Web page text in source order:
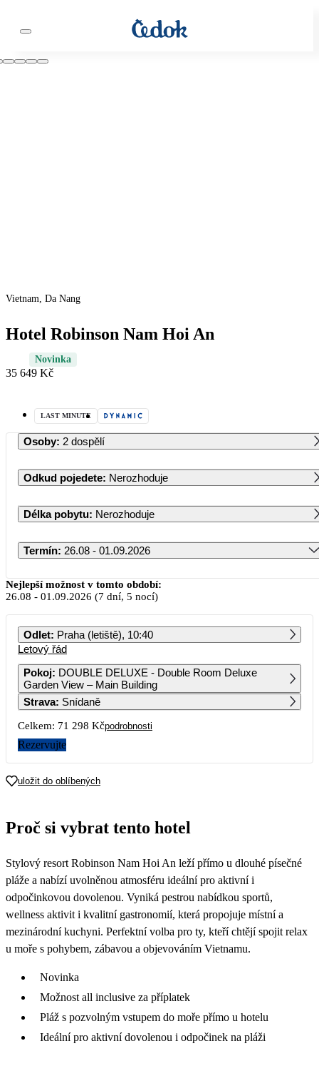
Vietnam, Da Nang
Hotel Robinson Nam Hoi An
Novinka
35 649 Kč
LAST MINUTE
Osoby: 2 dospělí
Odkud pojedete: Nerozhoduje
Délka pobytu: Nerozhoduje
Termín: 26.08 - 01.09.2026
Srpen 2026
PO ÚT ST ČT PÁ SO NE
3 4 5 6 7 8 9
10 11 12
17 18 19 20 21 22 23
31
Nejlepší možnost v tomto období:
26.08 - 01.09.2026 (7 dní, 5 nocí)
Odlet: Praha (letiště), 10:40
Letový řád
Pokoj: DOUBLE DELUXE - Double Room Deluxe
Garden View – Main Building
Strava: Snídaně
Celkem: 71 298 Kčpodrobnosti
Rezervujte
uložit do oblíbených
Proč si vybrat tento hotel
Stylový resort Robinson Nam Hoi An leží přímo u dlouhé písečné
pláže a nabízí uvolněnou atmosféru ideální pro aktivní i
odpočinkovou dovolenou. Vyniká pestrou nabídkou sportů,
wellness aktivit i kvalitní gastronomií, která propojuje místní a
mezinárodní kuchyni. Perfektní volba pro ty, kteří chtějí spojit relax
u moře s pohybem, zábavou a objevováním Vietnamu.
Novinka
Možnost all inclusive za příplatek
Pláž s pozvolným vstupem do moře přímo u hotelu
Ideální pro aktivní dovolenou i odpočinek na pláži